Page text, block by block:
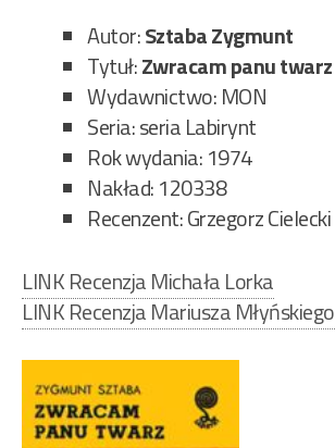
Autor:Sztaba Zygmunt
Tytuł:Zwracam panu twarz
Wydawnictwo: MON
Seria: seria Labirynt
Rok wydania: 1974
Nakład: 120338
Recenzent: Grzegorz Cielecki
LINK Recenzja Michała Lorka
LINK Recenzja Mariusza Młyńskiego